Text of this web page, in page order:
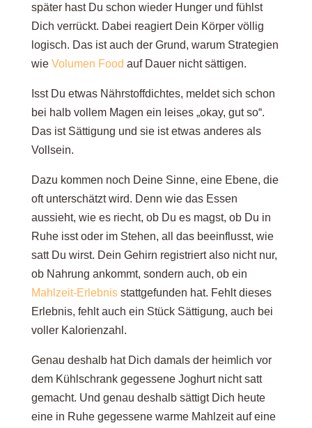
später hast Du schon wieder Hunger und fühlst
Dich verrückt. Dabei reagiert Dein Körper völlig
logisch. Das ist auch der Grund, warum Strategien
wie Volumen Food auf Dauer nicht sättigen.
Isst Du etwas Nährstoffdichtes, meldet sich schon
bei halb vollem Magen ein leises „okay, gut so“.
Das ist Sättigung und sie ist etwas anderes als
Vollsein.
Dazu kommen noch Deine Sinne, eine Ebene, die
oft unterschätzt wird. Denn wie das Essen
aussieht, wie es riecht, ob Du es magst, ob Du in
Ruhe isst oder im Stehen, all das beeinflusst, wie
satt Du wirst. Dein Gehirn registriert also nicht nur,
ob Nahrung ankommt, sondern auch, ob ein
Mahlzeit-Erlebnisstattgefunden hat. Fehlt dieses
Erlebnis, fehlt auch ein Stück Sättigung, auch bei
voller Kalorienzahl.
Genau deshalb hat Dich damals der heimlich vor
dem Kühlschrank gegessene Joghurt nicht satt
gemacht. Und genau deshalb sättigt Dich heute
eine in Ruhe gegessene warme Mahlzeit auf eine